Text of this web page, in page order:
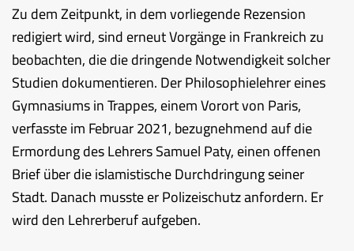
Zu dem Zeitpunkt, in dem vorliegende Rezension
redigiert wird, sind erneut Vorgänge in Frankreich zu
beobachten, die die dringende Notwendigkeit solcher
Studien dokumentieren. Der Philosophielehrer eines
Gymnasiums in Trappes, einem Vorort von Paris,
verfasste im Februar 2021, bezugnehmend auf die
Ermordung des Lehrers Samuel Paty, einen offenen
Brief über die islamistische Durchdringung seiner
Stadt. Danach musste er Polizeischutz anfordern. Er
wird den Lehrerberuf aufgeben.